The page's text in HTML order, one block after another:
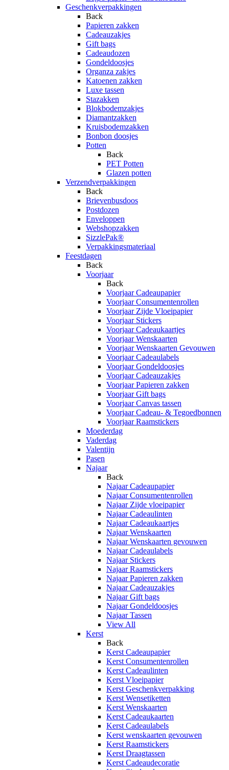
Geschenkverpakkingen
Back
Papieren zakken
Cadeauzakjes
Gift bags
Cadeaudozen
Gondeldoosjes
Organza zakjes
Katoenen zakken
Luxe tassen
Stazakken
Blokbodemzakjes
Diamantzakken
Kruisbodemzakken
Bonbon doosjes
Potten
Back
PET Potten
Glazen potten
Verzendverpakkingen
Back
Brievenbusdoos
Postdozen
Enveloppen
Webshopzakken
SizzlePak®
Verpakkingsmateriaal
Feestdagen
Back
Voorjaar
Back
Voorjaar Cadeaupapier
Voorjaar Consumentenrollen
Voorjaar Zijde Vloeipapier
Voorjaar Stickers
Voorjaar Cadeaukaartjes
Voorjaar Wenskaarten
Voorjaar Wenskaarten Gevouwen
Voorjaar Cadeaulabels
Voorjaar Gondeldoosjes
Voorjaar Cadeauzakjes
Voorjaar Papieren zakken
Voorjaar Gift bags
Voorjaar Canvas tassen
Voorjaar Cadeau- & Tegoedbonnen
Voorjaar Raamstickers
Moederdag
Vaderdag
Valentijn
Pasen
Najaar
Back
Najaar Cadeaupapier
Najaar Consumentenrollen
Najaar Zijde vloeipapier
Najaar Cadeaulinten
Najaar Cadeaukaartjes
Najaar Wenskaarten
Najaar Wenskaarten gevouwen
Najaar Cadeaulabels
Najaar Stickers
Najaar Raamstickers
Najaar Papieren zakken
Najaar Cadeauzakjes
Najaar Gift bags
Najaar Gondeldoosjes
Najaar Tassen
View All
Kerst
Back
Kerst Cadeaupapier
Kerst Consumentenrollen
Kerst Cadeaulinten
Kerst Vloeipapier
Kerst Geschenkverpakking
Kerst Wensetiketten
Kerst Wenskaarten
Kerst Cadeaukaarten
Kerst Cadeaulabels
Kerst wenskaarten gevouwen
Kerst Raamstickers
Kerst Draagtassen
Kerst Cadeaudecoratie